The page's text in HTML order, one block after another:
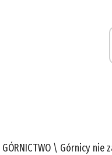
GÓRNICTWO \ Górnicy